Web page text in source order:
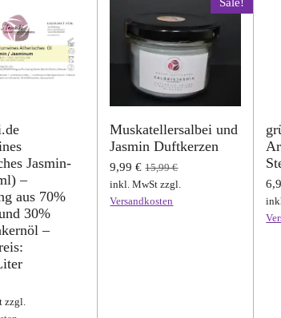
Jasmin-
–
aus 70%
30%
–
zzgl.
Muskatellersalbei und
Jasmin Duftkerzen
9,99 € 15,99 €
inkl. MwSt zzgl.
Versandkosten